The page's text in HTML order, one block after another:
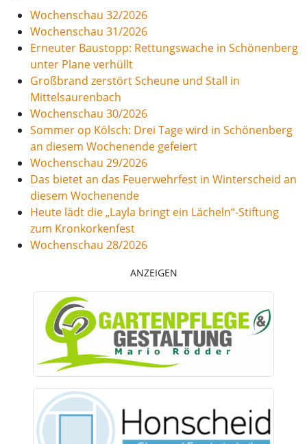
Wochenschau 32/2026
Wochenschau 31/2026
Erneuter Baustopp: Rettungswache in Schönenberg
unter Plane verhüllt
Großbrand zerstört Scheune und Stall in
Mittelsaurenbach
Wochenschau 30/2026
Sommer op Kölsch: Drei Tage wird in Schönenberg
an diesem Wochenende gefeiert
Wochenschau 29/2026
Das bietet an das Feuerwehrfest in Winterscheid an
diesem Wochenende
Heute lädt die „Layla bringt ein Lächeln“-Stiftung
zum Kronkorkenfest
Wochenschau 28/2026
ANZEIGEN